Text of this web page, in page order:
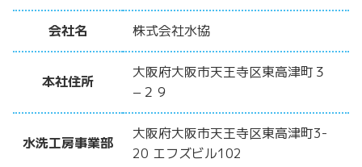
会社名 株式会社水協
本社住所
大阪府大阪市天王寺区東高津町３
−２９
水洗工房事業部
大阪府大阪市天王寺区東高津町3-
20 エフズビル102